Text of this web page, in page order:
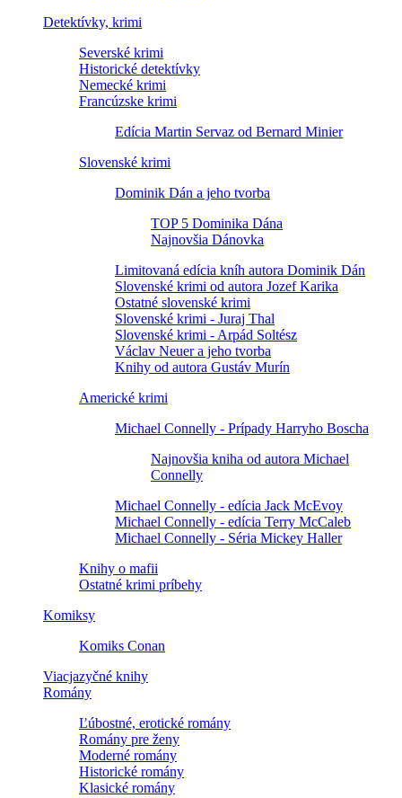
Detektívky, krimi
Severské krimi
Historické detektívky
Nemecké krimi
Francúzske krimi
Edícia Martin Servaz od Bernard Minier
Slovenské krimi
Dominik Dán a jeho tvorba
TOP 5 Dominika Dána
Najnovšia Dánovka
Limitovaná edícia kníh autora Dominik Dán
Slovenské krimi od autora Jozef Karika
Ostatné slovenské krimi
Slovenské krimi - Juraj Thal
Slovenské krimi - Arpád Soltész
Václav Neuer a jeho tvorba
Knihy od autora Gustáv Murín
Americké krimi
Michael Connelly - Prípady Harryho Boscha
Najnovšia kniha od autora Michael
Connelly
Michael Connelly - edícia Jack McEvoy
Michael Connelly - edícia Terry McCaleb
Michael Connelly - Séria Mickey Haller
Knihy o mafii
Ostatné krimi príbehy
Komiksy
Komiks Conan
Viacjazyčné knihy
Romány
Ľúbostné, erotické romány
Romány pre ženy
Moderné romány
Historické romány
Klasické romány